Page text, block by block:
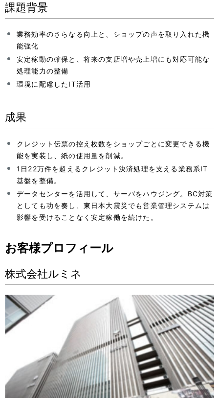
ョ
課題背景
業務効率のさらなる向上と、ショップの声を取り入れた機
能強化
安定稼動の確保と、将来の支店増や売上増にも対応可能な
処理能力の整備
環境に配慮したIT活用
成果
クレジット伝票の控え枚数をショップごとに変更できる機
能を実装し、紙の使用量を削減。
1日22万件を超えるクレジット決済処理を支える業務系IT
基盤を整備。
データセンターを活用して、サーバをハウジング。BC対策
としても功を奏し、東日本大震災でも営業管理システムは
影響を受けることなく安定稼働を続けた。
お客様プロフィール
株式会社ルミネ